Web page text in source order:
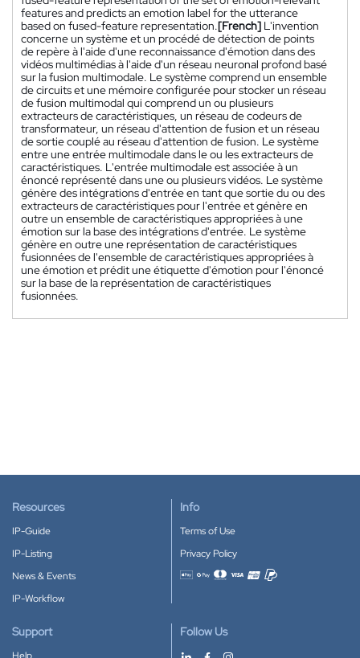
features and predicts an emotion label for the utterance
based on fused-feature representation.[French] L'invention
concerne un système et un procédé de détection de points
de repère à l'aide d'une reconnaissance d'émotion dans des
vidéos multimédias à l'aide d'un réseau neuronal profond basé
sur la fusion multimodale. Le système comprend un ensemble
de circuits et une mémoire configurée pour stocker un réseau
de fusion multimodal qui comprend un ou plusieurs
extracteurs de caractéristiques, un réseau de codeurs de
transformateur, un réseau d'attention de fusion et un réseau
de sortie couplé au réseau d'attention de fusion. Le système
entre une entrée multimodale dans le ou les extracteurs de
caractéristiques. L'entrée multimodale est associée à un
énoncé représenté dans une ou plusieurs vidéos. Le système
génère des intégrations d'entrée en tant que sortie du ou des
extracteurs de caractéristiques pour l'entrée et génère en
outre un ensemble de caractéristiques appropriées à une
émotion sur la base des intégrations d'entrée. Le système
génère en outre une représentation de caractéristiques
fusionnées de l'ensemble de caractéristiques appropriées à
une émotion et prédit une étiquette d'émotion pour l'énoncé
sur la base de la représentation de caractéristiques
fusionnées.
Resources
IP-Guide
IP-Listing
News & Events
IP-Workflow
Info
Terms of Use
Privacy Policy
Accepted payment methods
Support Follow Us